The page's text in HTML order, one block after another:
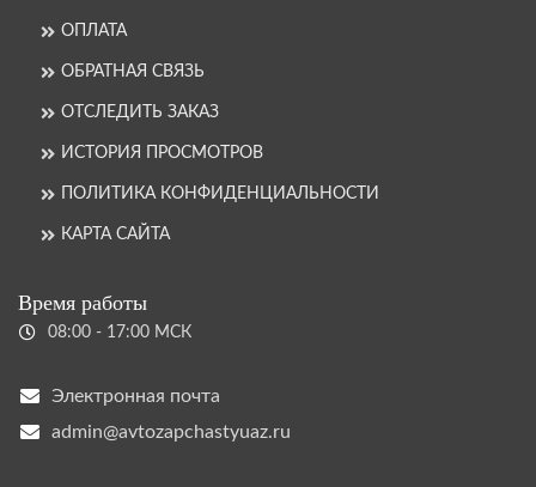
ОПЛАТА
ОБРАТНАЯ СВЯЗЬ
ОТСЛЕДИТЬ ЗАКАЗ
ИСТОРИЯ ПРОСМОТРОВ
ПОЛИТИКА КОНФИДЕНЦИАЛЬНОСТИ
КАРТА САЙТА
Время работы
08:00 - 17:00 МСК
Электронная почта
admin@avtozapchastyuaz.ru